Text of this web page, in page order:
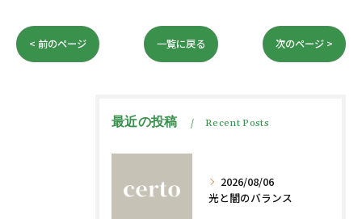
< 前のページ 一覧に戻る 次のページ >
最近の投稿 Recent Posts
2026/08/06
光と闇のバランス